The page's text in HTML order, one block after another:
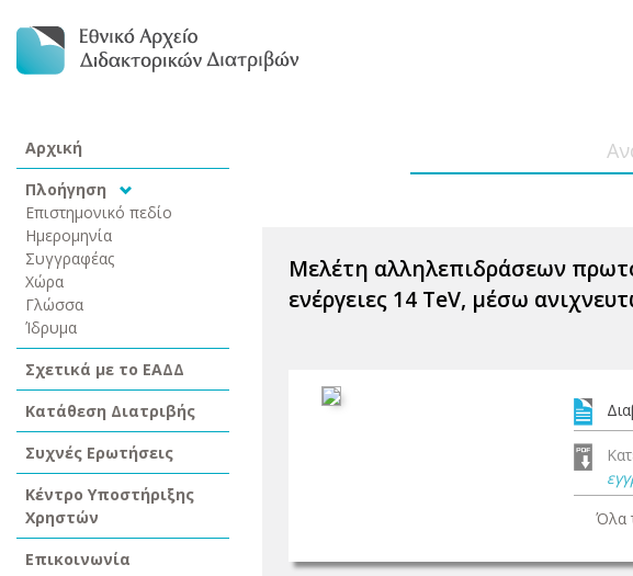
Αρχική
Πλοήγηση
Επιστημονικό πεδίο
Ημερομηνία
Συγγραφέας
Χώρα
Γλώσσα
Ίδρυμα
Σχετικά με το ΕΑΔΔ
Κατάθεση Διατριβής
Συχνές Ερωτήσεις
Κέντρο Υποστήριξης
Χρηστών
Επικοινωνία
Μελέτη αλληλεπιδράσεων
ενέργειες 14 TeV, μέσω
Όλα